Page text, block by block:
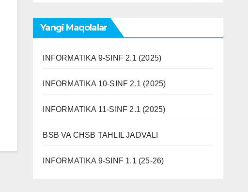
Yangi Maqolalar
INFORMATIKA 9-SINF 2.1 (2025)
INFORMATIKA 10-SINF 2.1 (2025)
INFORMATIKA 11-SINF 2.1 (2025)
BSB VA CHSB TAHLIL JADVALI
INFORMATIKA 9-SINF 1.1 (25-26)